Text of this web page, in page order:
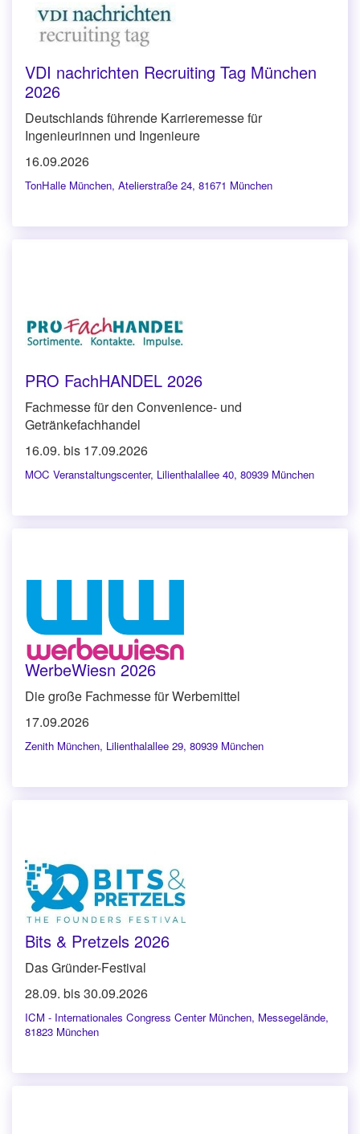
VDI nachrichten Recruiting Tag München
2026
Deutschlands führende Karrieremesse für
Ingenieurinnen und Ingenieure
16.09.2026
TonHalle München, Atelierstraße 24, 81671 München
PRO FachHANDEL 2026
Fachmesse für den Convenience- und
Getränkefachhandel
16.09. bis 17.09.2026
MOC Veranstaltungscenter, Lilienthalallee 40, 80939 München
WerbeWiesn 2026
Die große Fachmesse für Werbemittel
17.09.2026
Zenith München, Lilienthalallee 29, 80939 München
Bits & Pretzels 2026
Das Gründer-Festival
28.09. bis 30.09.2026
ICM - Internationales Congress Center München, Messegelände,
81823 München